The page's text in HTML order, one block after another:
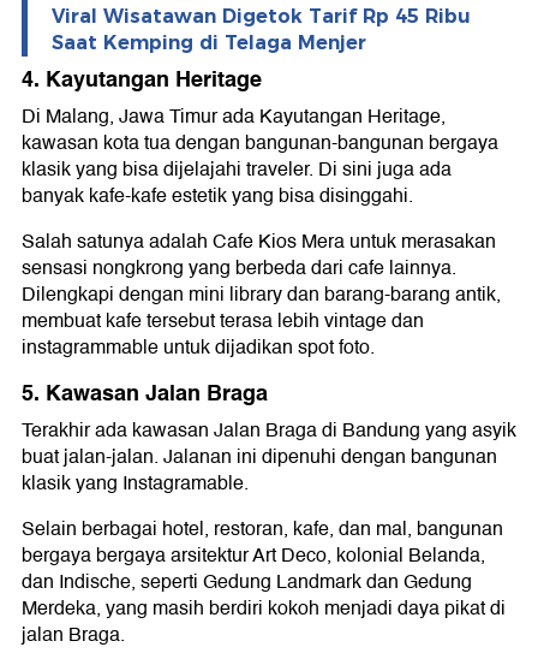
Viral Wisatawan Digetok Tarif Rp 45 Ribu
Saat Kemping di Telaga Menjer
4. Kayutangan Heritage
Di Malang, Jawa Timur ada Kayutangan Heritage,
kawasan kota tua dengan bangunan-bangunan bergaya
klasik yang bisa dijelajahi traveler. Di sini juga ada
banyak kafe-kafe estetik yang bisa disinggahi.
Salah satunya adalah Cafe Kios Mera untuk merasakan
sensasi nongkrong yang berbeda dari cafe lainnya.
Dilengkapi dengan mini library dan barang-barang antik,
membuat kafe tersebut terasa lebih vintage dan
instagrammable untuk dijadikan spot foto.
5. Kawasan Jalan Braga
Terakhir ada kawasan Jalan Braga di Bandung yang asyik
buat jalan-jalan. Jalanan ini dipenuhi dengan bangunan
klasik yang Instagramable.
Selain berbagai hotel, restoran, kafe, dan mal, bangunan
bergaya bergaya arsitektur Art Deco, kolonial Belanda,
dan Indische, seperti Gedung Landmark dan Gedung
Merdeka, yang masih berdiri kokoh menjadi daya pikat di
jalan Braga.